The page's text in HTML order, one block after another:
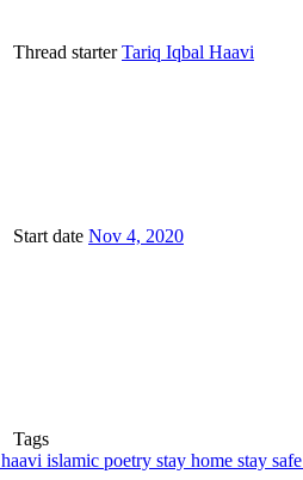
Thread starter Tariq Iqbal Haavi
Start date Nov 4, 2020
Tags
haavi islamic poetry stay home stay safe